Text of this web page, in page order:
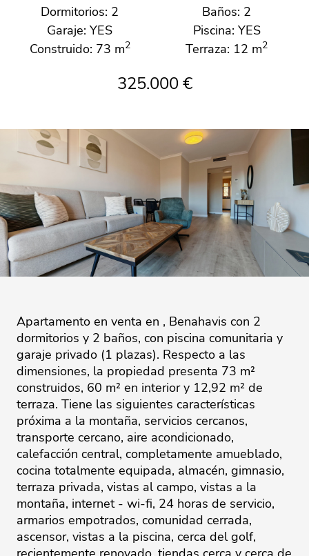
Dormitorios: 2
Baños: 2
Garaje: YES
Piscina: YES
Construido: 73 m2 Terraza: 12 m2
325.000 €
Apartamento en venta en , Benahavis con 2
dormitorios y 2 baños, con piscina comunitaria y
garaje privado (1 plazas). Respecto a las
dimensiones, la propiedad presenta 73 m²
construidos, 60 m² en interior y 12,92 m² de
terraza. Tiene las siguientes características
próxima a la montaña, servicios cercanos,
transporte cercano, aire acondicionado,
calefacción central, completamente amueblado,
cocina totalmente equipada, almacén, gimnasio,
terraza privada, vistas al campo, vistas a la
montaña, internet - wi-fi, 24 horas de servicio,
armarios empotrados, comunidad cerrada,
ascensor, vistas a la piscina, cerca del golf,